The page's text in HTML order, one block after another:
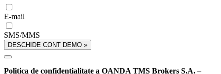
E-mail
SMS/MMS
DESCHIDE CONT DEMO »
Politica de confidențialitate a OANDA TMS Brokers S.A. –